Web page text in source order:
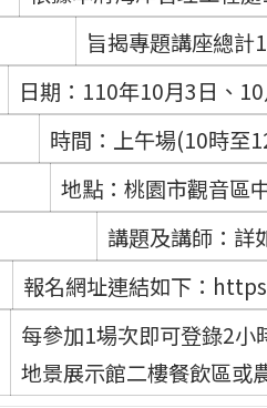
旨揭專題講座總計
日期：110年10月3日、
時間：上午場(10時至
地點：桃園市觀音區
講題及講師：詳
報名網址連結如下：
每參加1場次即可登錄2小
地景展示館二樓餐飲區或